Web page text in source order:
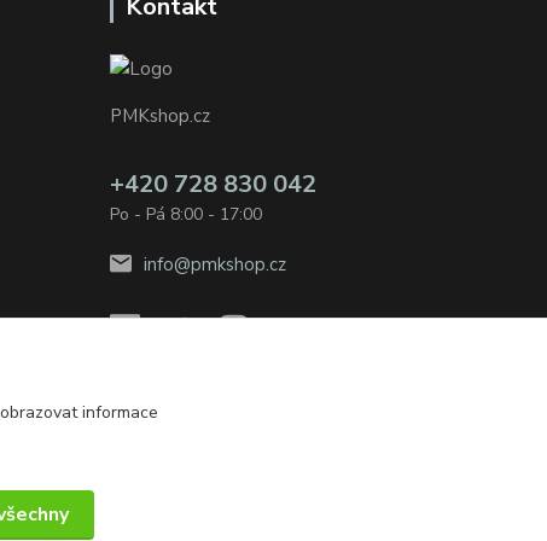
Kontakt
PMKshop.cz
+420 728 830 042
Po - Pá 8:00 - 17:00
info@pmkshop.cz
informace